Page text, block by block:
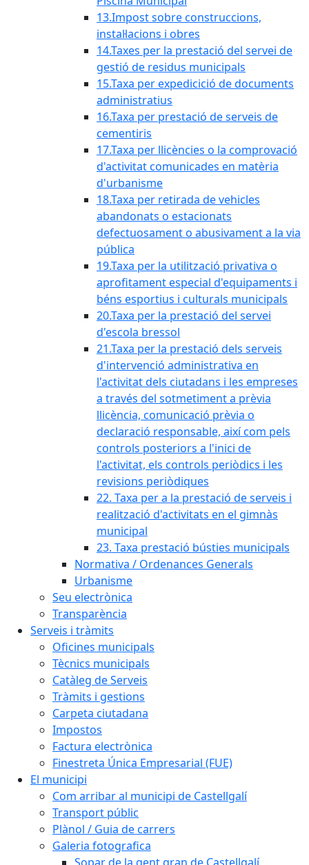
13.Impost sobre construccions,
instal·lacions i obres
14.Taxes per la prestació del servei de
gestió de residus municipals
15.Taxa per expedicició de documents
administratius
16.Taxa per prestació de serveis de
cementiris
17.Taxa per llicències o la comprovació
d'activitat comunicades en matèria
d'urbanisme
18.Taxa per retirada de vehicles
abandonats o estacionats
defectuosament o abusivament a la via
pública
19.Taxa per la utilització privativa o
aprofitament especial d'equipaments i
béns esportius i culturals municipals
20.Taxa per la prestació del servei
d'escola bressol
21.Taxa per la prestació dels serveis
d'intervenció administrativa en
l'activitat dels ciutadans i les empreses
a través del sotmetiment a prèvia
llicència, comunicació prèvia o
declaració responsable, així com pels
controls posteriors a l'inici de
l'activitat, els controls periòdics i les
revisions periòdiques
22. Taxa per a la prestació de serveis i
realització d'activitats en el gimnàs
municipal
23. Taxa prestació bústies municipals
Normativa / Ordenances Generals
Urbanisme
Seu electrònica
Transparència
Serveis i tràmits
Oficines municipals
Tècnics municipals
Catàleg de Serveis
Tràmits i gestions
Carpeta ciutadana
Impostos
Factura electrònica
Finestreta Única Empresarial (FUE)
El municipi
Com arribar al municipi de Castellgalí
Transport públic
Plànol / Guia de carrers
Galeria fotografica